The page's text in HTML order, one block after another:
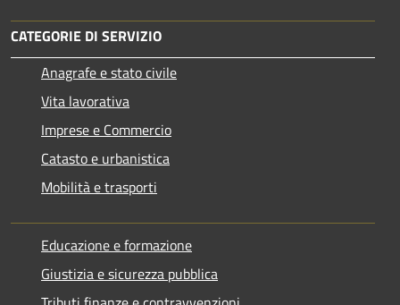
CATEGORIE DI SERVIZIO
Anagrafe e stato civile
Vita lavorativa
Imprese e Commercio
Catasto e urbanistica
Mobilità e trasporti
Educazione e formazione
Giustizia e sicurezza pubblica